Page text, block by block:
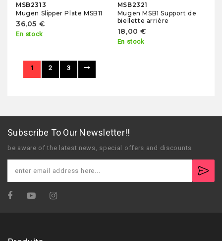
MSB2313
Mugen Slipper Plate MSB11
36,05 €
En stock
MSB2321
Mugen MSB1 Support de
biellette arrière
18,00 €
En stock
1 2 3
Subscribe To Our Newsletter!!
be aware of the latest news, special offers and discounts